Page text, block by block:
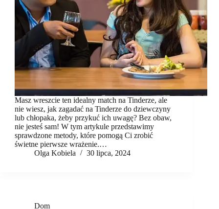
Masz wreszcie ten idealny match na Tinderze, ale
nie wiesz, jak zagadać na Tinderze do dziewczyny
lub chłopaka, żeby przykuć ich uwagę? Bez obaw,
nie jesteś sam! W tym artykule przedstawimy
sprawdzone metody, które pomogą Ci zrobić
świetne pierwsze wrażenie.…
Olga Kobiela
30 lipca, 2024
Dom